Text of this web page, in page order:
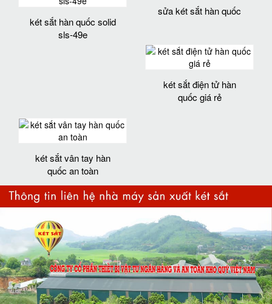
két sắt hàn quốc solid
sls-49e
sửa két sắt hàn quốc
két sắt điện tử hàn
quốc giá rẻ
két sắt vân tay hàn
quốc an toàn